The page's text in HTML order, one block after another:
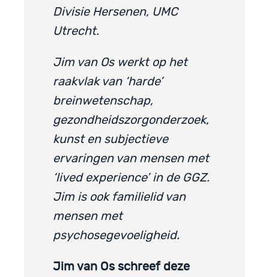
Divisie Hersenen, UMC
Utrecht.
Jim van Os werkt op het
raakvlak van ‘harde’
breinwetenschap,
gezondheidszorgonderzoek,
kunst en subjectieve
ervaringen van mensen met
‘lived experience’ in de GGZ.
Jim is ook familielid van
mensen met
psychosegevoeligheid.
Jim van Os schreef deze